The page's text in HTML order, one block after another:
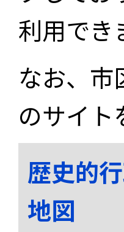
利用でき
なお、市
のサイト
歴史的
地図